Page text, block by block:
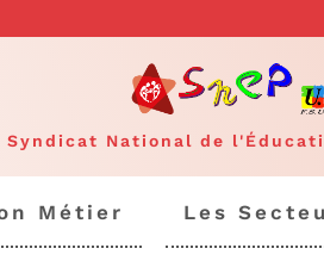
Syndicat National de
Métier Les